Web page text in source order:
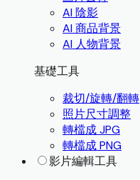
AI 陰影
AI 商品背景
AI 人物背景
基礎工具
裁切/旋轉/翻轉
照片尺寸調整
轉檔成 JPG
轉檔成 PNG
影片編輯工具